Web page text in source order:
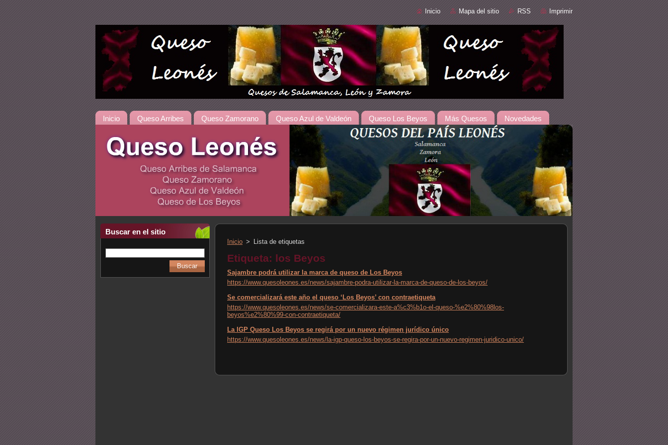
Inicio Mapa del sitio RSS Imprimir
Inicio Queso Arribes Queso Zamorano Queso Azul de Valdeón Queso Los Beyos Más Quesos Novedades
Buscar en el sitio
Inicio > Lista de etiquetas
Etiqueta: los Beyos
Sajambre podrá utilizar la marca de queso de Los Beyos
https://www.quesoleones.es/news/sajambre-podra-utilizar-la-marca-de-queso-de-los-beyos/
Se comercializará este año el queso ‘Los Beyos’ con contraetiqueta
https://www.quesoleones.es/news/se-comercializara-este-a%c3%b1o-el-queso-%e2%80%98los-
beyos%e2%80%99-con-contraetiqueta/
La IGP Queso Los Beyos se regirá por un nuevo régimen jurídico único
https://www.quesoleones.es/news/la-igp-queso-los-beyos-se-regira-por-un-nuevo-regimen-juridico-unico/